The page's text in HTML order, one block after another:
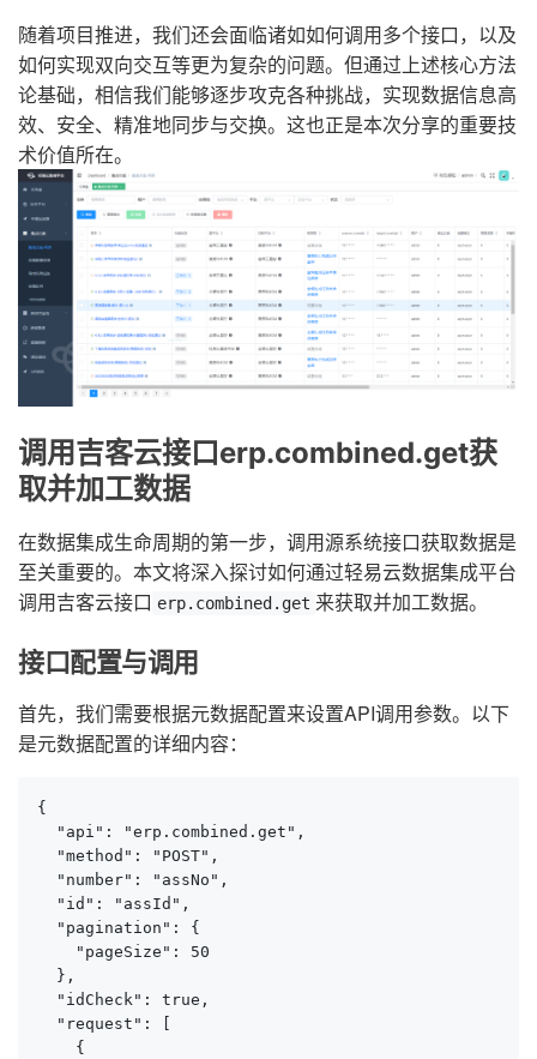
随着项目推进，我们还会面临诸如如何调用多个接口，以及
如何实现双向交互等更为复杂的问题。但通过上述核心方法
论基础，相信我们能够逐步攻克各种挑战，实现数据信息高
效、安全、精准地同步与交换。这也正是本次分享的重要技
术价值所在。
调用吉客云接口erp.combined.get获
取并加工数据
在数据集成生命周期的第一步，调用源系统接口获取数据是
至关重要的。本文将深入探讨如何通过轻易云数据集成平台
调用吉客云接口 erp.combined.get 来获取并加工数据。
接口配置与调用
首先，我们需要根据元数据配置来设置API调用参数。以下
是元数据配置的详细内容：
{
  "api": "erp.combined.get",
  "method": "POST",
  "number": "assNo",
  "id": "assId",
  "pagination": {
    "pageSize": 50
  },
  "idCheck": true,
  "request": [
    {